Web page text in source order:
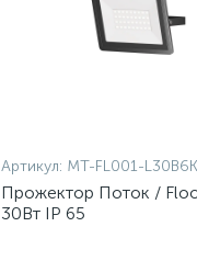
Артикул: MT-FL001-L30B6K
Прожектор Поток /
30Вт IP 65